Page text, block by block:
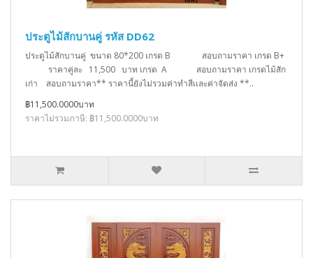
ประตูไม้สักบานคู่ รหัส DD62
ประตูไม้สักบานคู่ ขนาด 80*200 เกรด B สอบถามราคา เกรด B+
ราคาคู่ละ 11,500 บาท เกรด A สอบถามราคา เกรดไม้สัก
เก่า สอบถามราคา** ราคานี้ยังไม่รวมค่าทำสีเเละค่าจัดส่ง **..
฿11,500.0000บาท
ราคาไม่รวมภาษี: ฿11,500.0000บาท